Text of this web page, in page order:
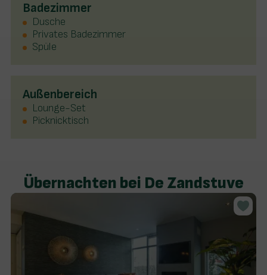
Badezimmer
Dusche
Privates Badezimmer
Spüle
Außenbereich
Lounge-Set
Picknicktisch
Übernachten bei De Zandstuve